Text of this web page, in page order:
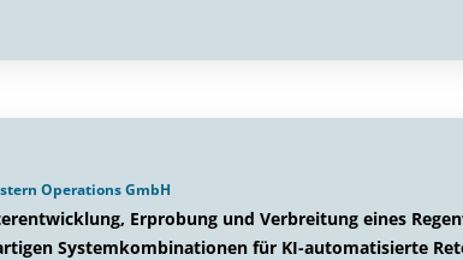
Operations GmbH
Erprobung und Verbreitung eines
Systemkombinationen für KI-automatisierte